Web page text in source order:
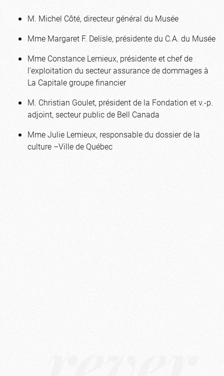
M. Michel Côté, directeur général du Musée
Mme Margaret F. Delisle, présidente du C.A. du Musée
Mme Constance Lemieux, présidente et chef de
l’exploitation du secteur assurance de dommages à
La Capitale groupe financier
M. Christian Goulet, président de la Fondation et v.-p.
adjoint, secteur public de Bell Canada
Mme Julie Lemieux, responsable du dossier de la
culture –Ville de Québec